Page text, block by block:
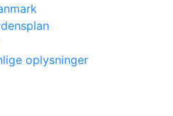
oplysninger